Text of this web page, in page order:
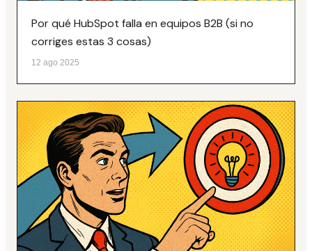
Por qué HubSpot falla en equipos B2B (si no
corriges estas 3 cosas)
12 ago 2025